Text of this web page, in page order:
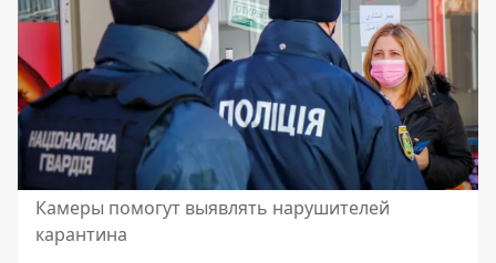
Камеры помогут выявлять нарушителей
карантина